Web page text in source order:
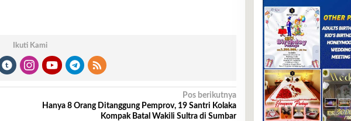
Ikuti Kami
Pos berikutnya
Hanya 8 Orang Ditanggung Pemprov, 19 Santri Kolaka
Kompak Batal Wakili Sultra di Sumbar